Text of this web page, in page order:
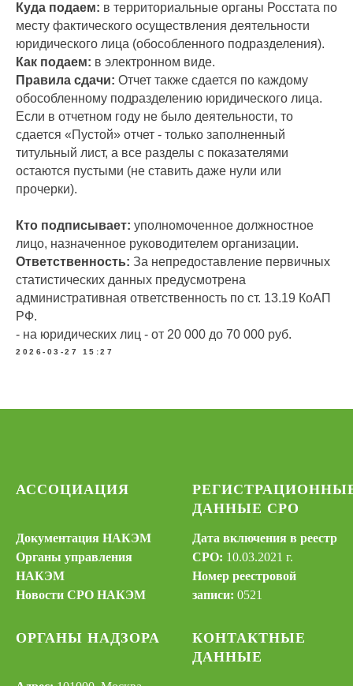
Куда подаем: в территориальные органы Росстата по
месту фактического осуществления деятельности
юридического лица (обособленного подразделения).
Как подаем: в электронном виде.
Правила сдачи: Отчет также сдается по каждому
обособленному подразделению юридического лица.
Если в отчетном году не было деятельности, то
сдается «Пустой» отчет - только заполненный
титульный лист, а все разделы с показателями
остаются пустыми (не ставить даже нули или
прочерки).
Кто подписывает: уполномоченное должностное
лицо, назначенное руководителем организации.
Ответственность: За непредоставление первичных
статистических данных предусмотрена
административная ответственность по ст. 13.19 КоАП
РФ.
- на юридических лиц - от 20 000 до 70 000 руб.
2026-03-27 15:27
АССОЦИАЦИЯ
Документация НАКЭМ
Органы управления
НАКЭМ
Новости СРО НАКЭМ
ДАННЫЕ СРО
Дата включения в реестр
СРО: 10.03.2021 г.
Номер реестровой
записи: 0521
ОРГАНЫ НАДЗОРА
КОНТАКТНЫЕ
ДАННЫЕ